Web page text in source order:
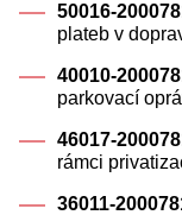
50016-
plateb v
40010-
parkovací
46017-
rámci
36011-